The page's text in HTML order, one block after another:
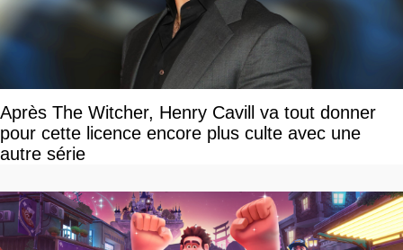
Après The Witcher, Henry Cavill va tout donner
pour cette licence encore plus culte avec une
autre série